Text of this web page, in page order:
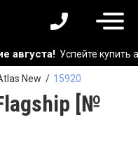
Успейте купить
New 15920
[№